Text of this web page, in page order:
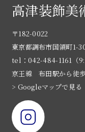
高津装飾美
〒182-0022
東京都調布市国領町1-
tel：042-484-1161（
京王線 布田駅から徒
> Googleマップで見る